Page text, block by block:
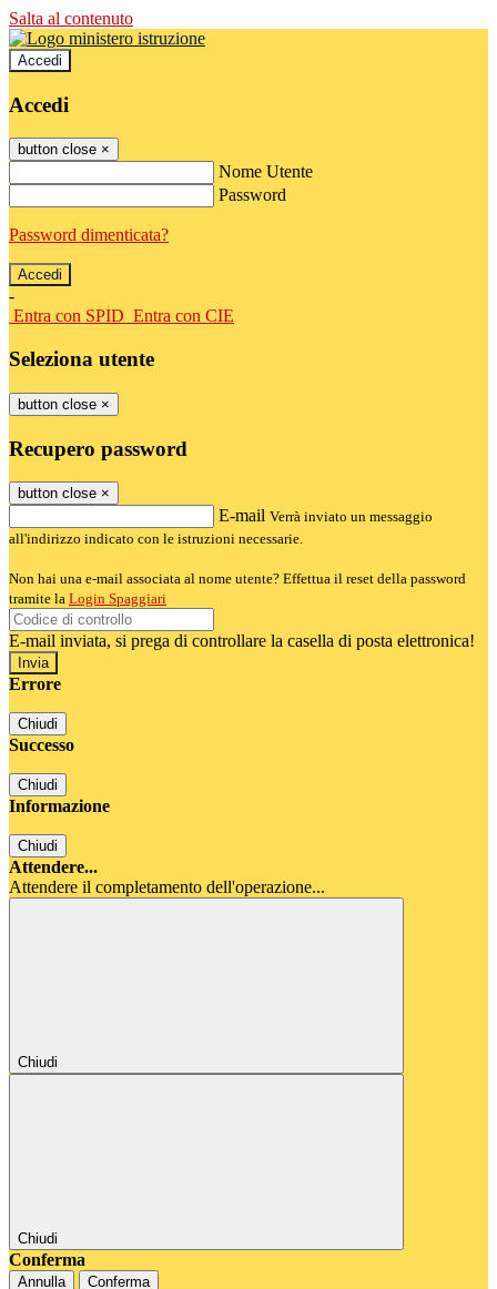
Salta al contenuto
Accedi
Accedi
button close ×
Nome Utente
Password
Password dimenticata?
-
Entra con SPID Entra con CIE
Seleziona utente
button close ×
Recupero password
button close ×
E-mail Verrà inviato un messaggio
all'indirizzo indicato con le istruzioni necessarie.
Non hai una e-mail associata al nome utente? Effettua il reset della password
tramite la Login Spaggiari
E-mail inviata, si prega di controllare la casella di posta elettronica!
Errore
Chiudi
Successo
Chiudi
Informazione
Chiudi
Attendere...
Attendere il completamento dell'operazione...
Chiudi
Chiudi
Conferma
Annulla Conferma